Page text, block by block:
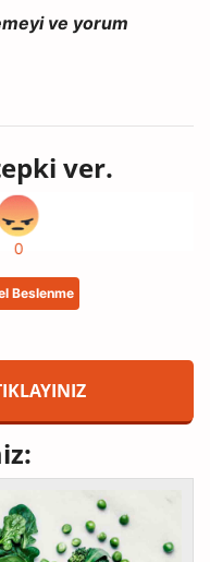
ve yorum
ver.
0
Beslenme